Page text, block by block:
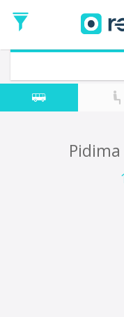
de
Ida
Vuelta
Fecha
de